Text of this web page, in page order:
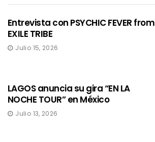
Entrevista con PSYCHIC FEVER from
EXILE TRIBE
Julio 15, 2026
LAGOS anuncia su gira “EN LA
NOCHE TOUR” en México
Julio 13, 2026